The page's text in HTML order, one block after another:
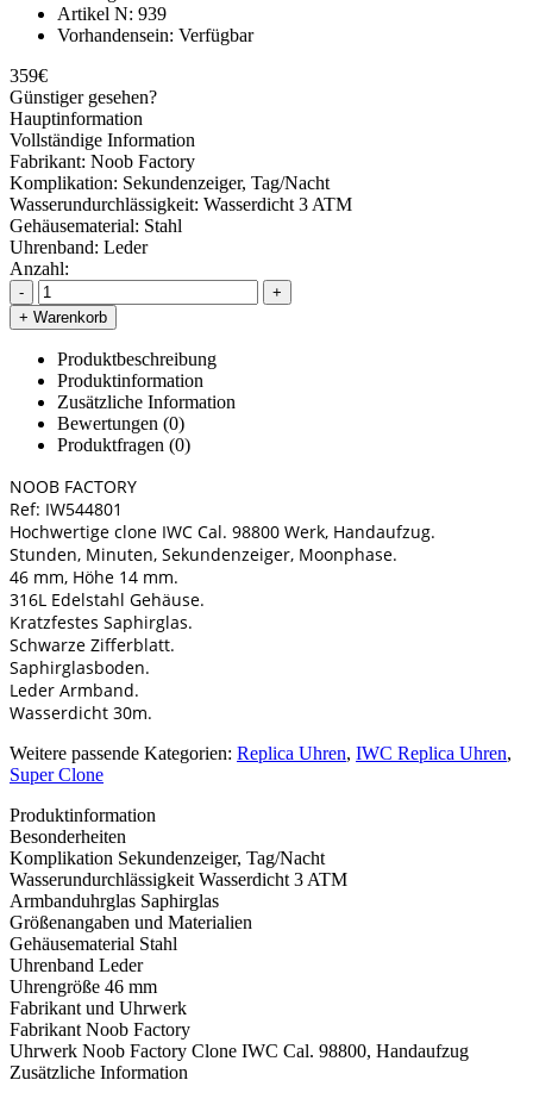
Artikel N: 939
Vorhandensein: Verfügbar
359€
Günstiger gesehen?
Hauptinformation
Vollständige Information
Fabrikant: Noob Factory
Komplikation: Sekundenzeiger, Tag/Nacht
Wasserundurchlässigkeit: Wasserdicht 3 ATM
Gehäusematerial: Stahl
Uhrenband: Leder
Anzahl:
-
+
+ Warenkorb
Produktbeschreibung
Produktinformation
Zusätzliche Information
Bewertungen (0)
Produktfragen (0)
NOOB FACTORY
Ref: IW544801
Hochwertige clone IWC Cal. 98800 Werk, Handaufzug.
Stunden, Minuten, Sekundenzeiger, Moonphase.
46 mm, Höhe 14 mm.
316L Edelstahl Gehäuse.
Kratzfestes Saphirglas.
Schwarze Zifferblatt.
Saphirglasboden.
Leder Armband.
Wasserdicht 30m.
Weitere passende Kategorien: Replica Uhren, IWC Replica Uhren,
Super Clone
Produktinformation
Besonderheiten
Komplikation Sekundenzeiger, Tag/Nacht
Wasserundurchlässigkeit Wasserdicht 3 ATM
Armbanduhrglas Saphirglas
Größenangaben und Materialien
Gehäusematerial Stahl
Uhrenband Leder
Uhrengröße 46 mm
Fabrikant und Uhrwerk
Fabrikant Noob Factory
Uhrwerk Noob Factory Clone IWC Cal. 98800, Handaufzug
Zusätzliche Information